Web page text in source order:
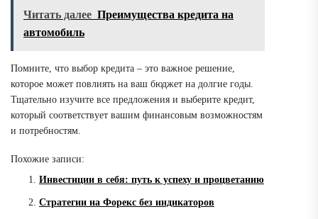
Читать далее Преимущества кредита на
автомобиль
Помните, что выбор кредита – это важное решение,
которое может повлиять на ваш бюджет на долгие годы.
Тщательно изучите все предложения и выберите кредит,
который соответствует вашим финансовым возможностям
и потребностям.
Похожие записи:
Инвестиции в себя: путь к успеху и процветанию
Стратегии на Форекс без индикаторов